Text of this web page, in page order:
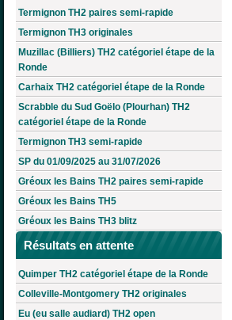
Termignon TH2 paires semi-rapide
Termignon TH3 originales
Muzillac (Billiers) TH2 catégoriel étape de la
Ronde
Carhaix TH2 catégoriel étape de la Ronde
Scrabble du Sud Goëlo (Plourhan) TH2
catégoriel étape de la Ronde
Termignon TH3 semi-rapide
SP du 01/09/2025 au 31/07/2026
Gréoux les Bains TH2 paires semi-rapide
Gréoux les Bains TH5
Gréoux les Bains TH3 blitz
Résultats en attente
Quimper TH2 catégoriel étape de la Ronde
Colleville-Montgomery TH2 originales
Eu (eu salle audiard) TH2 open